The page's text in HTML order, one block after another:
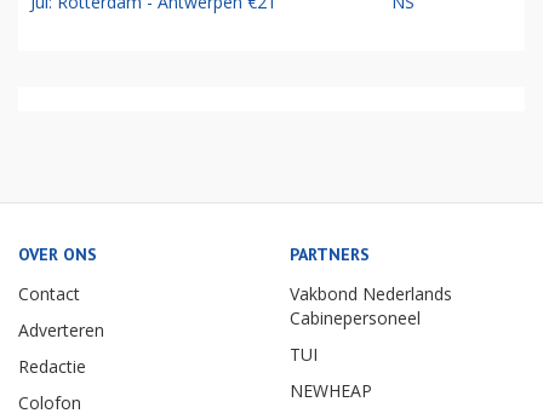
OVER ONS
Contact
Adverteren
Redactie
Colofon
PARTNERS
Vakbond Nederlands
Cabinepersoneel
TUI
NEWHEAP